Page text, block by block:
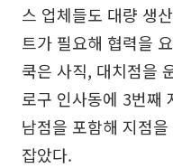
스 업체들도 대량 생
트가 필요해 협력을
쿡은 사직, 대치점을
로구 인사동에 3번째
남점을 포함해 지점
잡았다.